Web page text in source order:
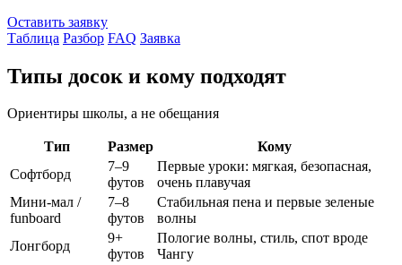
Оставить заявку
Таблица Разбор FAQ Заявка
Типы досок и кому подходят
Ориентиры школы, а не обещания
Тип Размер
Кому
Софтборд
7–9
футов
Первые уроки: мягкая, безопасная,
очень плавучая
Мини-мал /
funboard
7–8
футов
Стабильная пена и первые зеленые
волны
Лонгборд
9+
футов
Пологие волны, стиль, спот вроде
Чангу